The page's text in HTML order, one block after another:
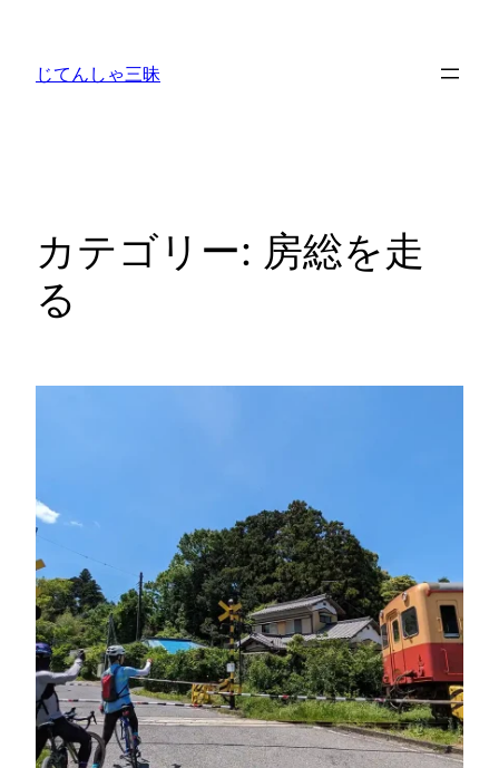
じてんしゃ三昧
カテゴリー: 房総を走
る